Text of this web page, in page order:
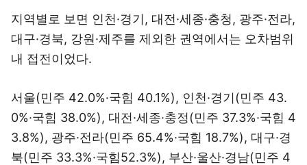
지역별로 보면 인천·경기, 대전·세종·충청, 광주·전라,
대구·경북, 강원·제주를 제외한 권역에서는 오차범위
내 접전이었다.
서울(민주 42.0%·국힘 40.1%), 인천·경기(민주 43.
0%·국힘 38.0%), 대전·세종·충정(민주 37.3%·국힘 4
3.8%), 광주·전라(민주 65.4%·국힘 18.7%), 대구·경
북(민주 33.3%·국힘52.3%), 부산·울산·경남(민주 4